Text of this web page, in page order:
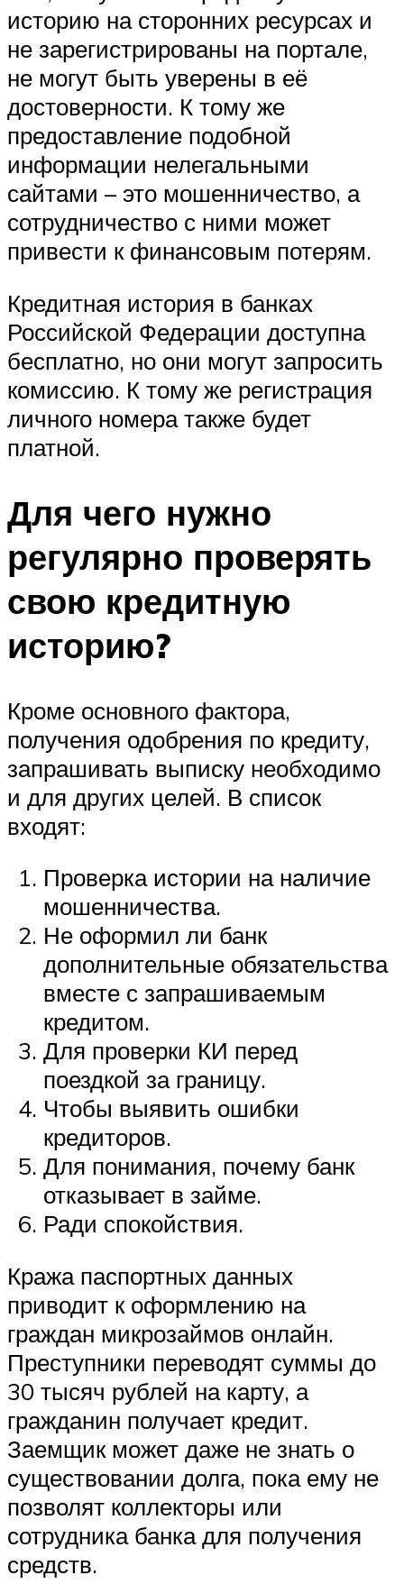
историю на сторонних ресурсах и
не зарегистрированы на портале,
не могут быть уверены в её
достоверности. К тому же
предоставление подобной
информации нелегальными
сайтами – это мошенничество, а
сотрудничество с ними может
привести к финансовым потерям.
Кредитная история в банках
Российской Федерации доступна
бесплатно, но они могут запросить
комиссию. К тому же регистрация
личного номера также будет
платной.
Для чего нужно
регулярно проверять
свою кредитную
историю?
Кроме основного фактора,
получения одобрения по кредиту,
запрашивать выписку необходимо
и для других целей. В список
входят:
Проверка истории на наличие
мошенничества.
Не оформил ли банк
дополнительные обязательства
вместе с запрашиваемым
кредитом.
Для проверки КИ перед
поездкой за границу.
Чтобы выявить ошибки
кредиторов.
Для понимания, почему банк
отказывает в займе.
Ради спокойствия.
Кража паспортных данных
приводит к оформлению на
граждан микрозаймов онлайн.
Преступники переводят суммы до
30 тысяч рублей на карту, а
гражданин получает кредит.
Заемщик может даже не знать о
существовании долга, пока ему не
позволят коллекторы или
сотрудника банка для получения
средств.